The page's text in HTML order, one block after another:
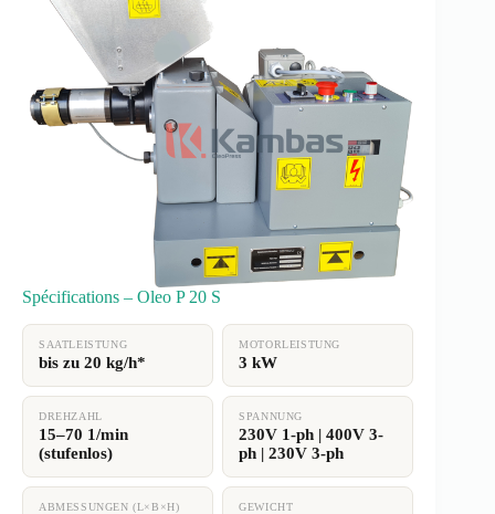
Spécifications – Oleo P 20 S
SAATLEISTUNG
bis zu 20 kg/h*
MOTORLEISTUNG
3 kW
DREHZAHL
15–70 1/min
(stufenlos)
SPANNUNG
230V 1-ph | 400V 3-
ph | 230V 3-ph
ABMESSUNGEN (L×B×H) GEWICHT